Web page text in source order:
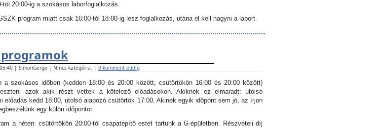
tól 20:00-ig a szokásos laborfoglalkozás.
program miatt csak 16:00-tól 18:00-ig lesz foglalkozás, utána el kell hagyni a labort.
| SimonGergo | Nincs kategória. | 0 komment eddig
a szokásos időben (kedden 18:00 és 20:00 között, csütörtökön 16:00 és 20:00 között)
azok akik részt vettek a kötelező előadásokon. Akiknek ez elmaradt: utolsó
előadás kedd 18:00, utolsó alapozó csütörtök 17:00. Akinek egyik időpont sem jó, az írjon
egy külön időpontot.
a héten: csütörtökön 20:00-tól csapatépítő estet tartunk a G-épületben. Részvételi díj